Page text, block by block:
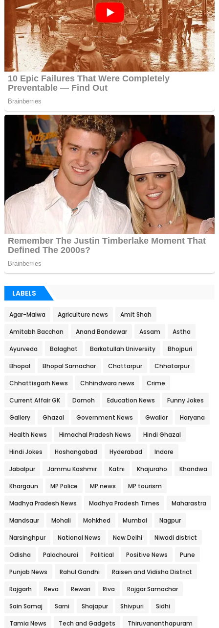
LABELS
Agar-Malwa Agriculture news Amit Shah
Amitabh Bacchan Anand Bandewar Assam Astha
Ayurveda Balaghat Barkatullah University Bhojpuri
Bhopal Bhopal Samachar Chattarpur Chhatarpur
Chhattisgarh News Chhindwara news Crime
Current Affair GK Damoh Education News Funny Jokes
Gallery Ghazal Government News Gwalior Haryana
Health News Himachal Pradesh News Hindi Ghazal
Hindi Jokes Hoshangabad Hyderabad Indore
Jabalpur Jammu Kashmir Katni Khajuraho Khandwa
Khargaun MP Police MP news MP tourism
Madhya Pradesh News Madhya Pradesh Times Maharastra
Mandsaur Mohali Mohkhed Mumbai Nagpur
Narsinghpur National News New Delhi Niwadi district
Odisha Palachourai Political Positive News Pune
Punjab News Rahul Gandhi Raisen and Vidisha District
Rajgarh Reva Rewari Riva Rojgar Samachar
Sain Samaj Sarni Shajapur Shivpuri Sidhi
Tamia News Tech and Gadgets Thiruvananthapuram